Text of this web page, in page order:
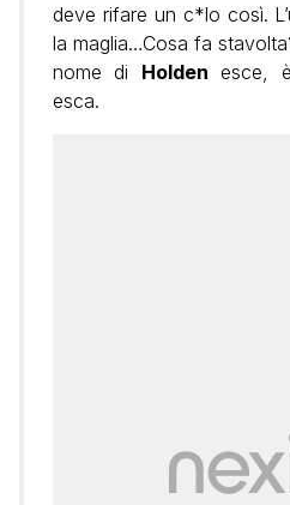
deve rifare un c*lo così.
la maglia…Cosa fa
nome di Holden esce,
esca.